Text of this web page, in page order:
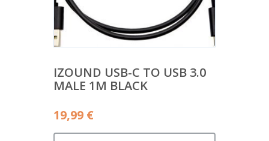
IZOUND USB-C TO USB 3.0
MALE 1M BLACK
19,99 €